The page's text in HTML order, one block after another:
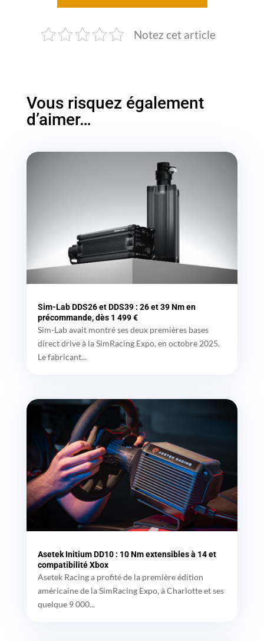
Notez cet article
Vous risquez également
d’aimer…
Sim-Lab DDS26 et DDS39 : 26 et 39 Nm en
précommande, dès 1 499 €
Sim-Lab avait montré ses deux premières bases
direct drive à la SimRacing Expo, en octobre 2025.
Le fabricant...
Asetek Initium DD10 : 10 Nm extensibles à 14 et
compatibilité Xbox
Asetek Racing a profité de la première édition
américaine de la SimRacing Expo, à Charlotte et ses
quelque 9 000...